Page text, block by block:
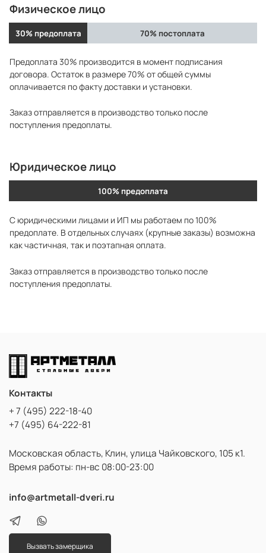
Физическое лицо
30% предоплата 70% постоплата
Предоплата 30% производится в момент подписания
договора. Остаток в размере 70% от общей суммы
оплачивается по факту доставки и установки.
Заказ отправляется в производство только после
поступления предоплаты.
Юридическое лицо
100% предоплата
С юридическими лицами и ИП мы работаем по 100%
предоплате. В отдельных случаях (крупные заказы) возможна
как частичная, так и поэтапная оплата.
Заказ отправляется в производство только после
поступления предоплаты.
Контакты
+ 7 (495) 222-18-40
+7 (495) 64-222-81
Московская область, Клин, улица Чайковского, 105 к1.
Время работы: пн-вс 08:00-23:00
info@artmetall-dveri.ru
Вызвать замерщика